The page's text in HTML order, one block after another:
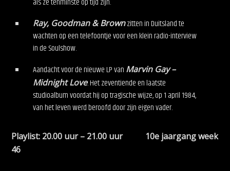
Ray, Goodman & Brownzitten in Duitsland te
wachten op een telefoontje voor een klein radio-interview
in de Soulshow.
Aandacht voor de nieuwe LP van Marvin Gay –
Midnight Love. Het zeventiende en laatste
studioalbum voordat hij op tragische wijze, op 1 april 1984,
van het leven werd beroofd door zijn eigen vader.
Playlist: 20.00 uur – 21.00 uur 10e jaargang week
46